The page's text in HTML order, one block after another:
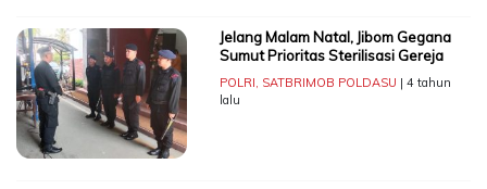
Jelang Malam Natal, Jibom Gegana
Sumut Prioritas Sterilisasi Gereja
POLRI, SATBRIMOB POLDASU | 4 tahun
lalu